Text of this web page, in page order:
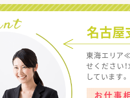
名古屋
東海エリア
せください
しています。
お仕事